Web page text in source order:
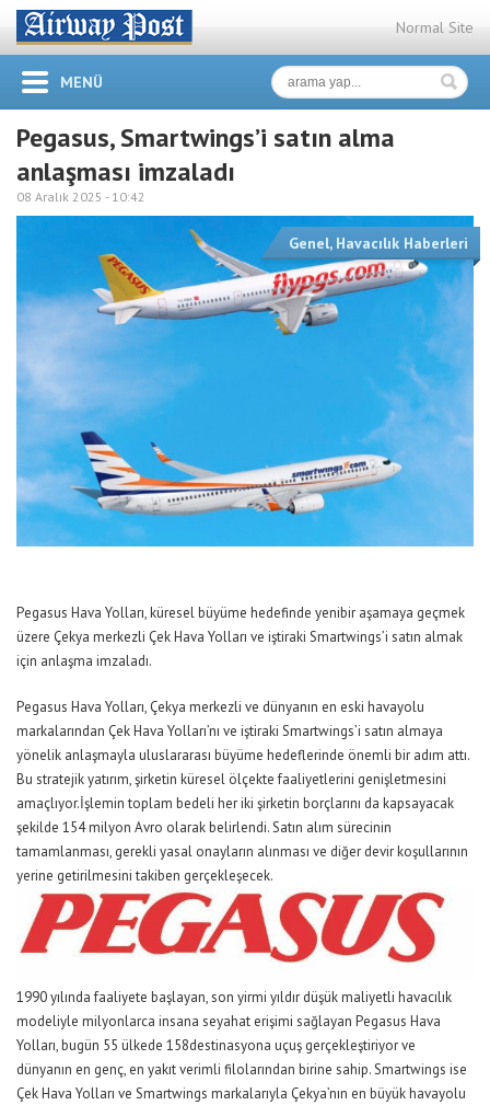
Normal Site
MENÜ
Pegasus, Smartwings’i satın alma
anlaşması imzaladı
08 Aralık 2025 - 10:42
Genel, Havacılık Haberleri
Pegasus Hava Yolları, küresel büyüme hedefinde yenibir aşamaya geçmek
üzere Çekya merkezli Çek Hava Yolları ve iştiraki Smartwings’i satın almak
için anlaşma imzaladı.
Pegasus Hava Yolları, Çekya merkezli ve dünyanın en eski havayolu
markalarından Çek Hava Yolları’nı ve iştiraki Smartwings’i satın almaya
yönelik anlaşmayla uluslararası büyüme hedeflerinde önemli bir adım attı.
Bu stratejik yatırım, şirketin küresel ölçekte faaliyetlerini genişletmesini
amaçlıyor.İşlemin toplam bedeli her iki şirketin borçlarını da kapsayacak
şekilde 154 milyon Avro olarak belirlendi. Satın alım sürecinin
tamamlanması, gerekli yasal onayların alınması ve diğer devir koşullarının
yerine getirilmesini takiben gerçekleşecek.
1990 yılında faaliyete başlayan, son yirmi yıldır düşük maliyetli havacılık
modeliyle milyonlarca insana seyahat erişimi sağlayan Pegasus Hava
Yolları, bugün 55 ülkede 158destinasyona uçuş gerçekleştiriyor ve
dünyanın en genç, en yakıt verimli filolarından birine sahip. Smartwings ise
Çek Hava Yolları ve Smartwings markalarıyla Çekya’nın en büyük havayolu